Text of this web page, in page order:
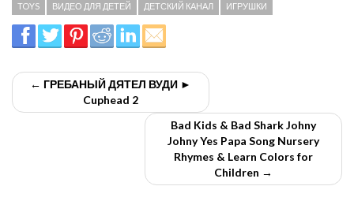
TOYS ВИДЕО ДЛЯ ДЕТЕЙ ДЕТСКИЙ КАНАЛ ИГРУШКИ
← ГРЕБАНЫЙ ДЯТЕЛ ВУДИ ►
Cuphead 2
Bad Kids & Bad Shark Johny
Johny Yes Papa Song Nursery
Rhymes & Learn Colors for
Children →